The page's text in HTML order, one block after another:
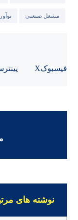
مشعل صنعتی
فیسبوکX
نوشته های